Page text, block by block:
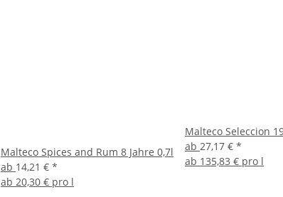
Malteco Spices and Rum 8 Jahre 0,7l
ab 14,21 € *
ab 20,30 € pro l
Malteco Seleccion
ab 27,17 € *
ab 135,83 € pro l